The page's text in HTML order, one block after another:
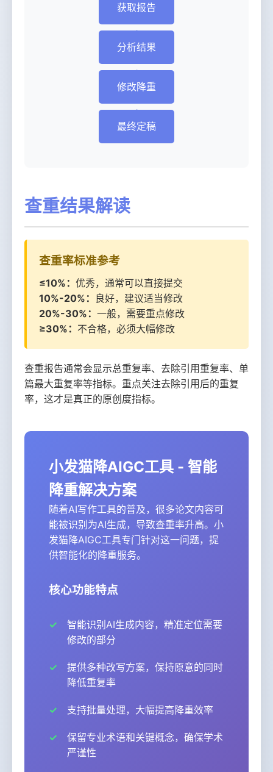
获取报告
分析结果
修改降重
最终定稿
查重结果解读
查重率标准参考
≤10%： 优秀，通常可以直接提交
10%-20%： 良好，建议适当修改
20%-30%： 一般，需要重点修改
≥30%： 不合格，必须大幅修改
查重报告通常会显示总重复率、去除引用重复率、单
篇最大重复率等指标。重点关注去除引用后的重复
率，这才是真正的原创度指标。
小发猫降AIGC工具 - 智能
降重解决方案
随着AI写作工具的普及，很多论文内容可
能被识别为AI生成，导致查重率升高。小
发猫降AIGC工具专门针对这一问题，提
供智能化的降重服务。
核心功能特点
智能识别AI生成内容，精准定位需要
修改的部分
提供多种改写方案，保持原意的同时
降低重复率
支持批量处理，大幅提高降重效率
保留专业术语和关键概念，确保学术
严谨性